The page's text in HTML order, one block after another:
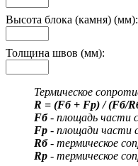
Высота блока (камня) (мм):
Толщина швов (мм):
Термическое
R = (Fб + Fр) / (Fб/
Fб- площадь части
Fр - площади части
Rб- термическое
Rр - термическое